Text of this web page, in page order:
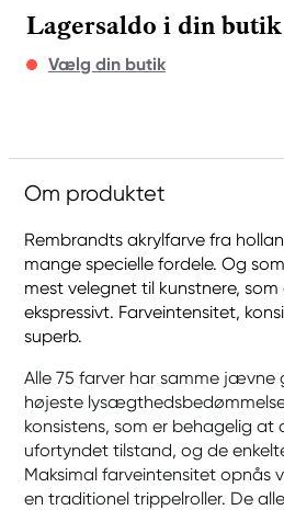
Lagersaldo i din butik
Vælg din butik
Om produktet
Rembrandts akrylfarve fra
mange specielle fordele. Og
mest velegnet til kunstnere,
ekspressivt. Farveintensitet,
superb.
Alle 75 farver har samme
højeste
konsistens, som er behagelig
ufortyndet tilstand, og de
Maksimal farveintensitet opnås
en traditionel trippelroller. De